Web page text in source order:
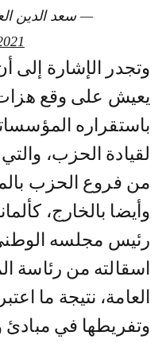
وتجدر الإشارة إلى
يعيش على وقع
باستقراره
لقيادة الحزب،
من فروع الحزب
وأيضا بالخارج،
رئيس مجلسه
اسقالته من رئاسة
العامة، نتيجة ما
وتفريطها في